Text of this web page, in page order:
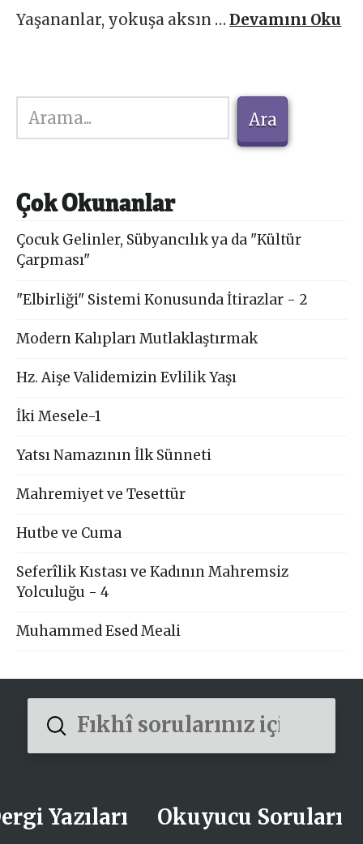
Yaşananlar, yokuşa aksın …Devamını Oku
Ara
Ara
Çok Okunanlar
Çocuk Gelinler, Sübyancılık ya da "Kültür
Çarpması"
"Elbirliği" Sistemi Konusunda İtirazlar - 2
Modern Kalıpları Mutlaklaştırmak
Hz. Aişe Validemizin Evlilik Yaşı
İki Mesele-1
Yatsı Namazının İlk Sünneti
Mahremiyet ve Tesettür
Hutbe ve Cuma
Seferîlik Kıstası ve Kadının Mahremsiz
Yolculuğu - 4
Muhammed Esed Meali
Search
Submit
Yazıları Okuyucu Soruları